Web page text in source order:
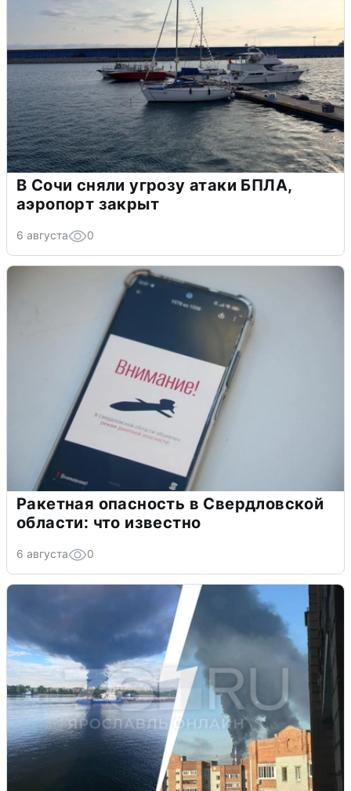
В Сочи сняли угрозу атаки БПЛА,
аэропорт закрыт
6 августа 0
Ракетная опасность в Свердловской
области: что известно
6 августа 0